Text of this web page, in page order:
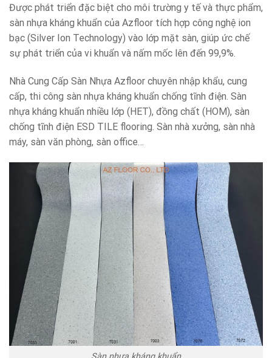
Được phát triển đặc biệt cho môi trường y tế và thực phẩm,
sàn nhựa kháng khuẩn của Azfloor tích hợp công nghệ ion
bạc (Silver Ion Technology) vào lớp mặt sàn, giúp ức chế
sự phát triển của vi khuẩn và nấm mốc lên đến 99,9%.
Nhà Cung Cấp Sàn Nhựa Azfloor chuyên nhập khẩu, cung
cấp, thi công sàn nhựa kháng khuẩn chống tĩnh điện. Sàn
nhựa kháng khuẩn nhiều lớp (HET), đồng chất (HOM), sàn
chống tĩnh điện ESD TILE flooring. Sàn nhà xưởng, sàn nhà
máy, sàn văn phòng, sàn office…